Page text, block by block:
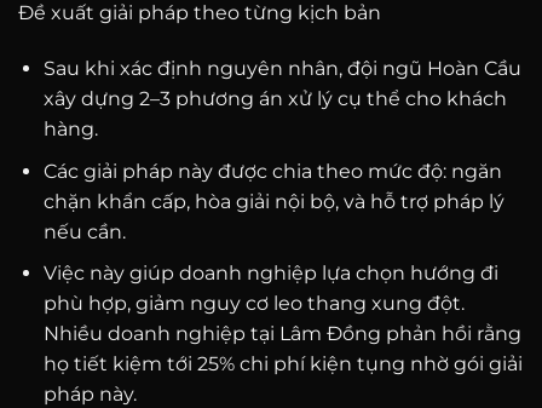
Đề xuất giải pháp theo từng kịch bản
Sau khi xác định nguyên nhân, đội ngũ Hoàn Cầu
xây dựng 2–3 phương án xử lý cụ thể cho khách
hàng.
Các giải pháp này được chia theo mức độ: ngăn
chặn khẩn cấp, hòa giải nội bộ, và hỗ trợ pháp lý
nếu cần.
Việc này giúp doanh nghiệp lựa chọn hướng đi
phù hợp, giảm nguy cơ leo thang xung đột.
Nhiều doanh nghiệp tại Lâm Đồng phản hồi rằng
họ tiết kiệm tới 25% chi phí kiện tụng nhờ gói giải
pháp này.